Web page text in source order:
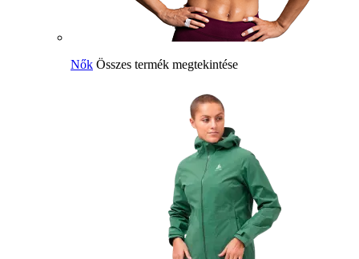
Nők Összes termék megtekintése